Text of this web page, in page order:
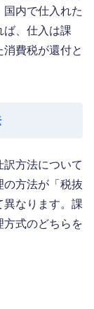
内で仕入れた
ば、仕入は課
費税が還付と
方法について
の方法が「税抜
異なります。課
方式のどちらを